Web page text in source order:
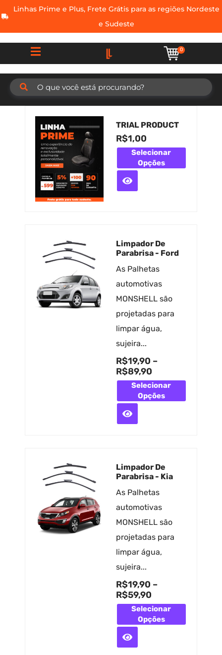
Linhas Prime e Plus, Frete Grátis para as regiões Nordeste
e Sudeste
0
TRIAL PRODUCT
R$1,00
Selecionar
Opções
Limpador De
Parabrisa - Ford
As Palhetas
automotivas
MONSHELL são
projetadas para
limpar água,
sujeira...
R$19,90 –
R$89,90
Selecionar
Opções
Limpador De
Parabrisa - Kia
As Palhetas
automotivas
MONSHELL são
projetadas para
limpar água,
sujeira...
R$19,90 –
R$59,90
Selecionar
Opções